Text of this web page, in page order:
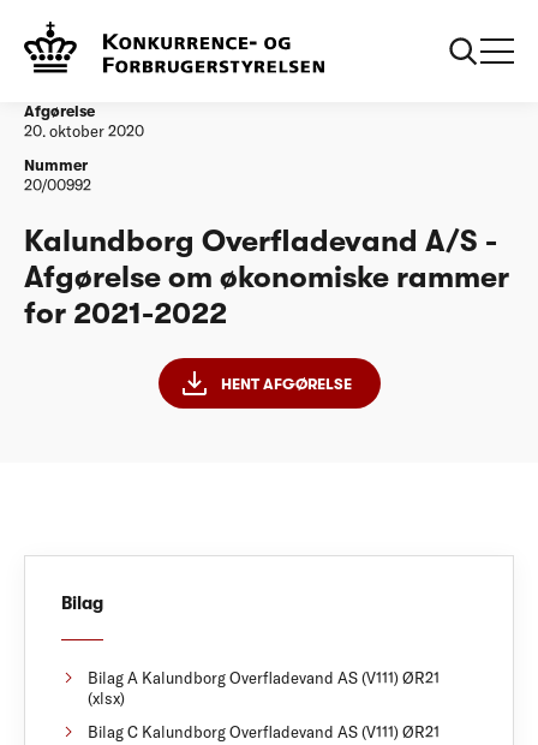
Vandtilsyn
økonomiske rammer for 2021-2022
Afgørelse
20. oktober 2020
Nummer
20/00992
Kalundborg Overfladevand A/S -
Afgørelse om økonomiske rammer
for 2021-2022
HENT AFGØRELSE
Bilag
Bilag A Kalundborg Overfladevand AS (V111) ØR21
(xlsx)
Bilag C Kalundborg Overfladevand AS (V111) ØR21